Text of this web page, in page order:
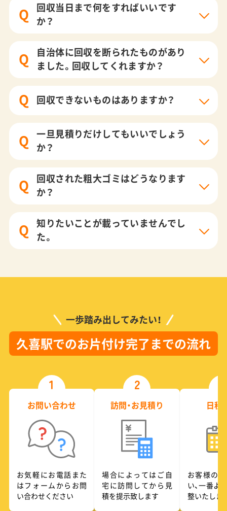
Q
回収当日まで何をすればいいです
か？
Q
自治体に回収を断られたものがあり
ました。回収してくれますか？
Q 回収できないものはありますか？
Q
一旦見積りだけしてもいいでしょう
か？
Q
回収された粗大ゴミはどうなります
か？
Q
知りたいことが載っていませんでし
た。
一歩踏み出してみたい！
久喜駅でのお片付け完了までの流れ
1
お問い合わせ
お気軽にお電話また
はフォームからお問
い合わせください
2
訪問・お見積り
場合によってはご自
宅に訪問してから見
積を提示致します
日程
お客様の
い、一番よ
整いたしま